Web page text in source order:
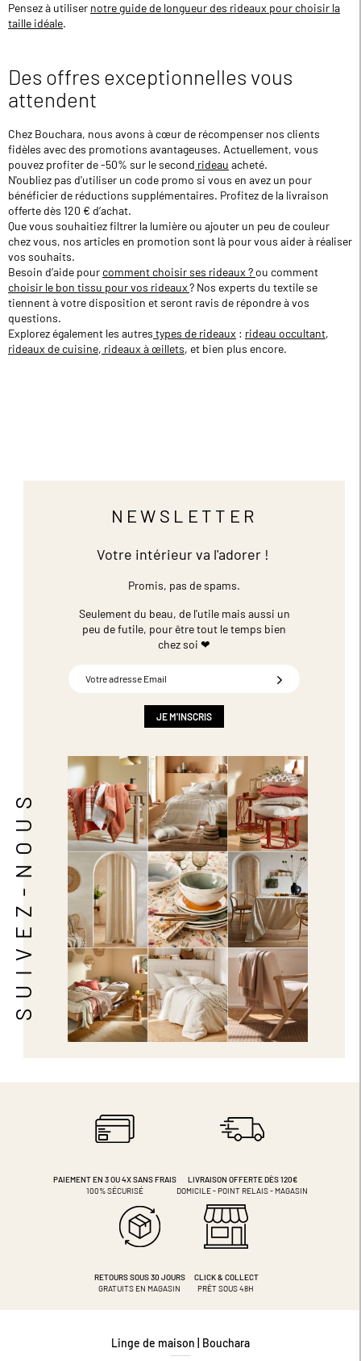
Pensez à utiliser notre guide de longueur des rideaux pour choisir la
taille idéale.
Des offres exceptionnelles vous
attendent
Chez Bouchara, nous avons à cœur de récompenser nos clients
fidèles avec des promotions avantageuses. Actuellement, vous
pouvez profiter de -50% sur le second rideau acheté.
N'oubliez pas d'utiliser un code promo si vous en avez un pour
bénéficier de réductions supplémentaires. Profitez de la livraison
offerte dès 120 € d’achat.
Que vous souhaitiez filtrer la lumière ou ajouter un peu de couleur
chez vous, nos articles en promotion sont là pour vous aider à réaliser
vos souhaits.
Besoin d’aide pourcomment choisir ses rideaux ?ou comment
choisir le bon tissu pour vos rideaux? Nos experts du textile se
tiennent à votre disposition et seront ravis de répondre à vos
questions.
Explorez également les autres types de rideaux : rideau occultant,
rideaux de cuisine, rideaux à œillets, et bien plus encore.
SUIVEZ-NOUS
NEWSLETTER
Votre intérieur va l'adorer !
Promis, pas de spams.
Seulement du beau, de l'utile mais aussi un
peu de futile, pour être tout le temps bien
chez soi ❤
JE M'INSCRIS
PAIEMENT EN 3 OU 4XSANS FRAIS
100% SÉCURISÉ
LIVRAISON OFFERTE DÈS 120€
DOMICILE - POINT RELAIS - MAGASIN
RETOURS SOUS 30 JOURS
GRATUITS EN MAGASIN
CLICK & COLLECT
PRÊT SOUS 48H
Linge de maison | Bouchara